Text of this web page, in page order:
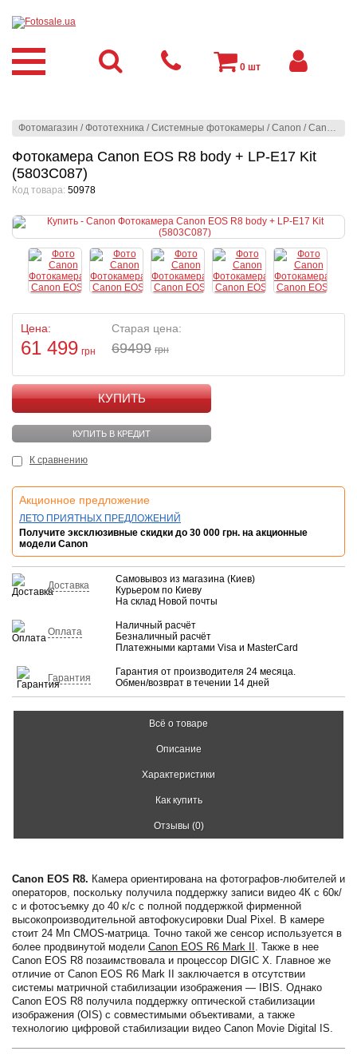
Фотомагазин /Фототехника /Системные фотокамеры /Canon /Canon
Фотокамера Canon EOS R8 body + LP-E17 Kit
(5803C087)
Код товара: 50978
Цена:
61 499 грн
Старая цена:
69499 грн
КУПИТЬ
КУПИТЬ В КРЕДИТ
К сравнению
Акционное предложение
ЛЕТО ПРИЯТНЫХ ПРЕДЛОЖЕНИЙ
Получите эксклюзивные скидки до 30 000 грн. на акционные
модели Canon
Доставка
Самовывоз из магазина (Киев)
Курьером по Киеву
На склад Новой почты
Оплата
Наличный расчёт
Безналичный расчёт
Платежными картами Visa и MasterCard
Гарантия
Гарантия от производителя 24 месяца.
Обмен/возврат в течении 14 дней
Всё о товаре
Описание
Характеристики
Как купить
Отзывы (0)
Canon EOS R8. Камера ориентирована на фотографов-любителей и
операторов, поскольку получила поддержку записи видео 4К с 60к/
с и фотосъемку до 40 к/с с полной поддержкой фирменной
высокопроизводительной автофокусировки Dual Pixel. В камере
стоит 24 Мп CMOS-матрица. Точно такой же сенсор используется в
более продвинутой модели Canon EOS R6 Mark II . Также в нее
Canon EOS R8 позаимствовала и процессор DIGIC X. Главное же
отличие от Canon EOS R6 Mark II заключается в отсутствии
системы матричной стабилизации изображения — IBIS. Однако
Canon EOS R8 получила поддержку оптической стабилизации
изображения (OIS) с совместимыми объективами, а также
технологию цифровой стабилизации видео Canon Movie Digital IS.
0 шт